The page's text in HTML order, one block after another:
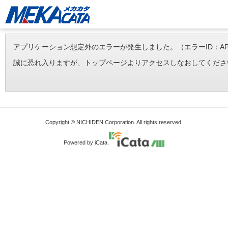
アプリケーション想定外のエラーが発生しました。（エラーID：
誠に恐れ入りますが、トップページよりアクセスしなおしてくだ
Copyright © NICHIDEN Corporation. All rights reserved.
Powered by iCata.